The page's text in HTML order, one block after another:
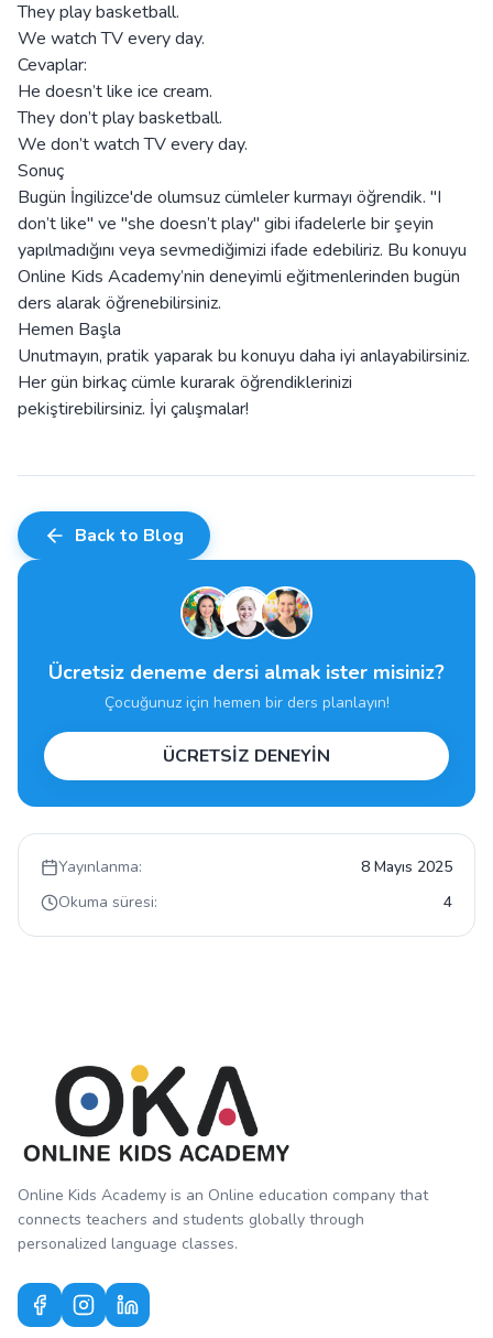
They play basketball.
We watch TV every day.
Cevaplar:
He doesn’t like ice cream.
They don’t play basketball.
We don’t watch TV every day.
Sonuç
Bugün İngilizce'de olumsuz cümleler kurmayı öğrendik. "I
don’t like" ve "she doesn’t play" gibi ifadelerle bir şeyin
yapılmadığını veya sevmediğimizi ifade edebiliriz. Bu konuyu
Online Kids Academy’nin deneyimli eğitmenlerinden bugün
ders alarak öğrenebilirsiniz.
Hemen Başla
Unutmayın, pratik yaparak bu konuyu daha iyi anlayabilirsiniz.
Her gün birkaç cümle kurarak öğrendiklerinizi
pekiştirebilirsiniz. İyi çalışmalar!
Back to Blog
Ücretsiz deneme dersi almak ister misiniz?
Çocuğunuz için hemen bir ders planlayın!
ÜCRETSİZ DENEYİN
Yayınlanma:
8 Mayıs 2025
Okuma süresi:
4
Online Kids Academy is an Online education company that
connects teachers and students globally through
personalized language classes.